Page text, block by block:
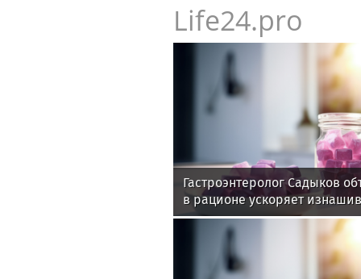
Life24.pro
Гастроэнтеролог Садыков
в рационе ускоряет